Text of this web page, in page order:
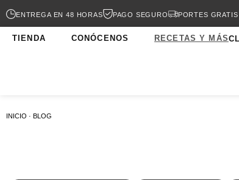
ENTREGA EN 48 HORAS PAGO SEGURO PORTES
TIENDA CONÓCENOS RECETAS Y MÁS
INICIO · BLOG